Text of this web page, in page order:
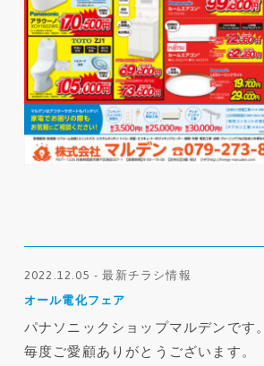
2022.12.05 - 最新チラシ情報
オール電化フェア
パナソニックショップマルデンです。
毎度ご愛顧ありがとうございます。